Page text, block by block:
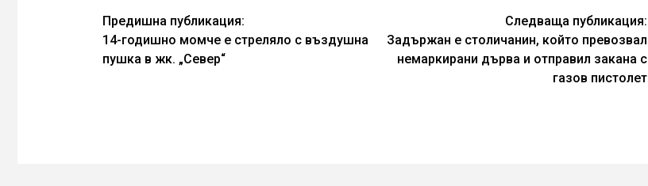
Continue
Reading
Предишна публикация:
14-годишно момче е стреляло с въздушна
пушка в жк. „Север“
Следваща публикация:
Задържан е столичанин, който превозвал
немаркирани дърва и отправил закана с
газов пистолет